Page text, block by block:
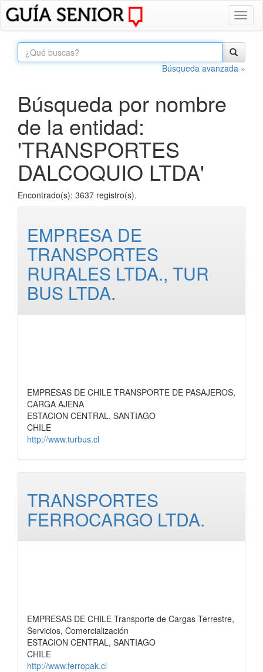
Búsqueda avanzada »
Búsqueda por nombre
de la entidad:
'TRANSPORTES
DALCOQUIO LTDA'
Encontrado(s): 3637 registro(s).
EMPRESA DE
TRANSPORTES
RURALES LTDA., TUR
BUS LTDA.
EMPRESAS DE CHILE TRANSPORTE DE PASAJEROS,
CARGA AJENA
ESTACION CENTRAL, SANTIAGO
CHILE
http://www.turbus.cl
TRANSPORTES
FERROCARGO LTDA.
EMPRESAS DE CHILE Transporte de Cargas Terrestre,
Servicios, Comercialización
ESTACION CENTRAL, SANTIAGO
CHILE
http://www.ferropak.cl